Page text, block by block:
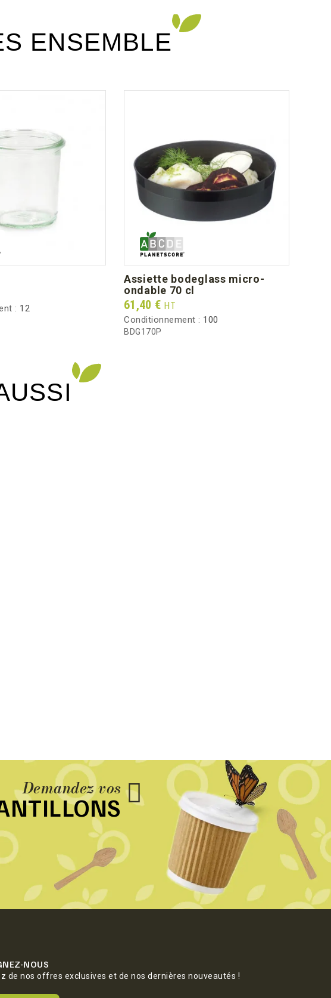
ENSEMBLE
: 12
assiette bodeglass micro-
ondable 70 cl
Prix
61,40 € HT
Conditionnement : 100
BDG170P
Demandez vos
NOUS
de nos offres exclusives et de nos dernières nouveautés !